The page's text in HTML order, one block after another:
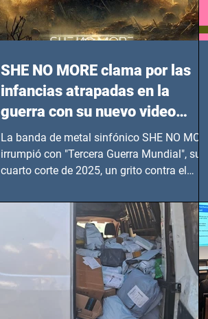
SHE NO MORE clama por las
infancias atrapadas en la
guerra con su nuevo video
TERCERA GUERRA MUNDIAL
La banda de metal sinfónico SHE NO MORE
irrumpió con "Tercera Guerra Mundial", su
cuarto corte de 2025, un grito contra el
en epicentros bélicos.